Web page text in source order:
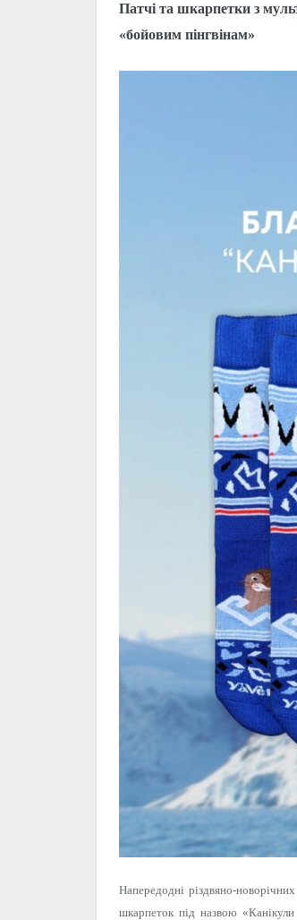
Патчі та шкарпетки з
«бойовим пінгвінам»
Напередодні різдвяно-
шкарпеток під назвою